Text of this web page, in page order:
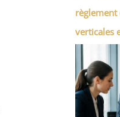
règlement
verticales